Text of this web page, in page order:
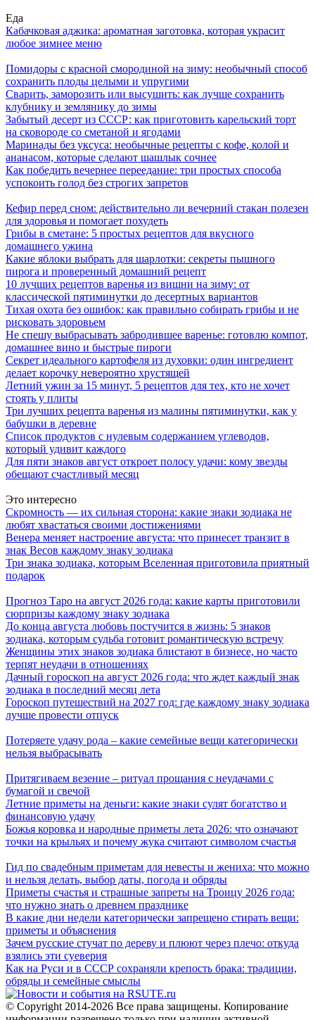
Еда
Кабачковая аджика: ароматная заготовка, которая украсит
любое зимнее меню
Помидоры с красной смородиной на зиму: необычный способ
сохранить плоды целыми и упругими
Сварить, заморозить или высушить: как лучше сохранить
клубнику и землянику до зимы
Забытый десерт из СССР: как приготовить карельский торт
на сковороде со сметаной и ягодами
Маринады без уксуса: необычные рецепты с кофе, колой и
ананасом, которые сделают шашлык сочнее
Как победить вечернее переедание: три простых способа
успокоить голод без строгих запретов
Кефир перед сном: действительно ли вечерний стакан полезен
для здоровья и помогает похудеть
Грибы в сметане: 5 простых рецептов для вкусного
домашнего ужина
Какие яблоки выбрать для шарлотки: секреты пышного
пирога и проверенный домашний рецепт
10 лучших рецептов варенья из вишни на зиму: от
классической пятиминутки до десертных вариантов
Тихая охота без ошибок: как правильно собирать грибы и не
рисковать здоровьем
Не спешу выбрасывать забродившее варенье: готовлю компот,
домашнее вино и быстрые пироги
Секрет идеального картофеля из духовки: один ингредиент
делает корочку невероятно хрустящей
Летний ужин за 15 минут, 5 рецептов для тех, кто не хочет
стоять у плиты
Три лучших рецепта варенья из малины пятиминутки, как у
бабушки в деревне
Список продуктов с нулевым содержанием углеводов,
который удивит каждого
Для пяти знаков август откроет полосу удачи: кому звезды
обещают счастливый месяц
Это интересно
Скромность — их сильная сторона: какие знаки зодиака не
любят хвастаться своими достижениями
Венера меняет настроение августа: что принесет транзит в
знак Весов каждому знаку зодиака
Три знака зодиака, которым Вселенная приготовила приятный
подарок
Прогноз Таро на август 2026 года: какие карты приготовили
сюрпризы каждому знаку зодиака
До конца августа любовь постучится в жизнь: 5 знаков
зодиака, которым судьба готовит романтическую встречу
Женщины этих знаков зодиака блистают в бизнесе, но часто
терпят неудачи в отношениях
Дачный гороскоп на август 2026 года: что ждет каждый знак
зодиака в последний месяц лета
Гороскоп путешествий на 2027 год: где каждому знаку зодиака
лучше провести отпуск
Потеряете удачу рода – какие семейные вещи категорически
нельзя выбрасывать
Притягиваем везение – ритуал прощания с неудачами с
бумагой и свечой
Летние приметы на деньги: какие знаки сулят богатство и
финансовую удачу
Божья коровка и народные приметы лета 2026: что означают
точки на крыльях и почему жука считают символом счастья
Гид по свадебным приметам для невесты и жениха: что можно
и нельзя делать, выбор даты, погода и обряды
Приметы счастья и страшные запреты на Троицу 2026 года:
что нужно знать о древнем празднике
В какие дни недели категорически запрещено стирать вещи:
приметы и объяснения
Зачем русские стучат по дереву и плюют через плечо: откуда
взялись эти суеверия
Как на Руси и в СССР сохраняли крепость брака: традиции,
обряды и семейные смыслы
© Copyright 2014-2026 Все права защищены. Копирование